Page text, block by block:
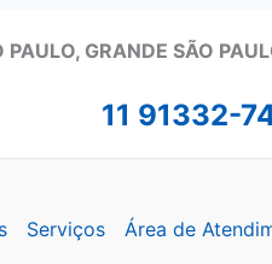
PAULO, GRANDE SÃO
11 91332-
Serviços Área de